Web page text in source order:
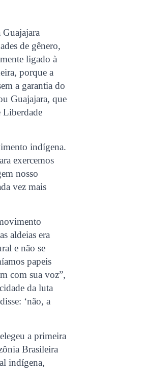
de gênero,
ligado à
porque a
a garantia do
Guajajara, que
Liberdade
indígena.
exercemos
nosso
vez mais
aldeias era
e não se
papeis
com sua voz”,
da luta
‘não, a
a primeira
Brasileira
indígena,